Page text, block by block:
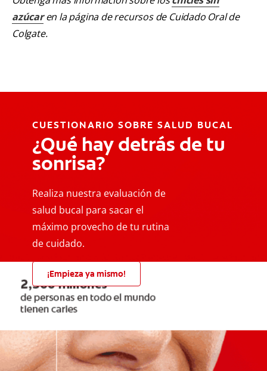
azúcaren la página de recursos de Cuidado Oral de
Colgate.
CUESTIONARIO SOBRE SALUD BUCAL
¿Qué hay detrás de tu
sonrisa?
Realiza nuestra evaluación de
salud bucal para sacar el
máximo provecho de tu rutina
de cuidado.
¡Empieza ya mismo!